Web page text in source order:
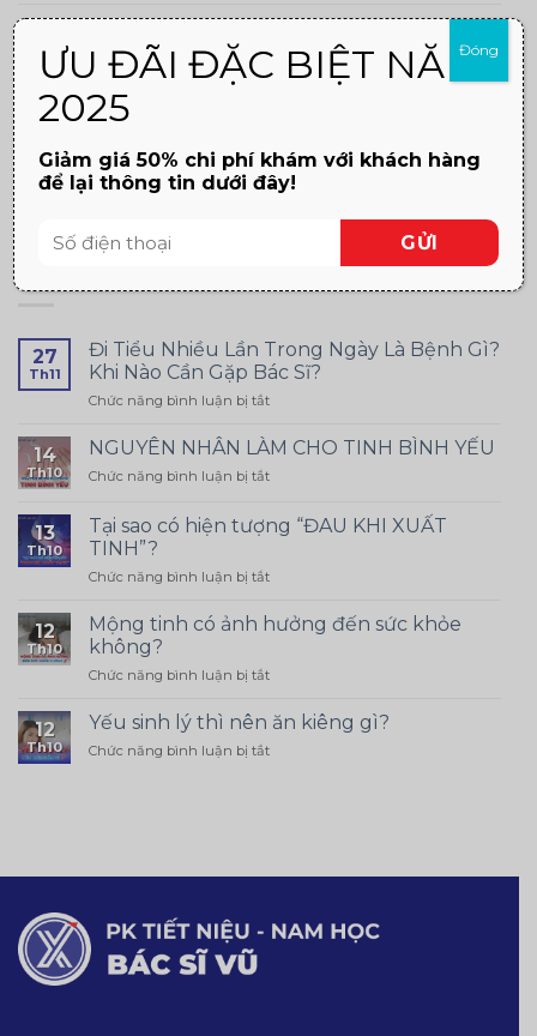
Đậu Trường Toàn
Hoàng Thị Bích Hạnh
Lê Đình Hưng
Mai Trần Trung Đức
27
Th11
Đi Tiểu Nhiều Lần Trong Ngày Là Bệnh Gì?
Khi Nào Cần Gặp Bác Sĩ?
Chức năng bình luận bị tắtở
Tiểu
Lần
Ngày
Gì?
Nào
Bác
14
Th10
NGUYÊN NHÂN LÀM CHO TINH BÌNH YẾU
Chức năng bình luận bị tắtở
NHÂN
LÀM
TINH
YẾU
13
Th10
Tại sao có hiện tượng “ĐAU KHI XUẤT
TINH”?
Chức năng bình luận bị tắtở
sao
tượng
KHI
TINH”?
12
Th10
Mộng tinh có ảnh hưởng đến sức khỏe
không?
Chức năng bình luận bị tắtở
tinh
ảnh
12
Th10
Yếu sinh lý thì nên ăn kiêng gì?
Chức năng bình luận bị tắtở
ƯU ĐÃI ĐẶC BIỆT NĂM
2025
Giảm giá 50% chi phí khám với khách hàng
để lại thông tin dưới đây!
Đóng